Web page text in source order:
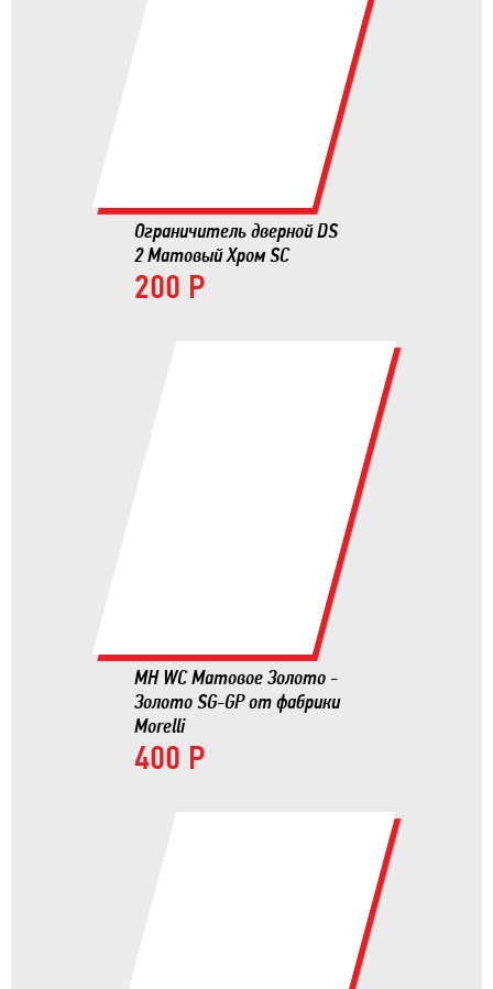
Ограничитель дверной DS
2 Матовый Хром SC
200 Р
MH WC Матовое Золото -
Золото SG-GP от фабрики
Morelli
400 Р